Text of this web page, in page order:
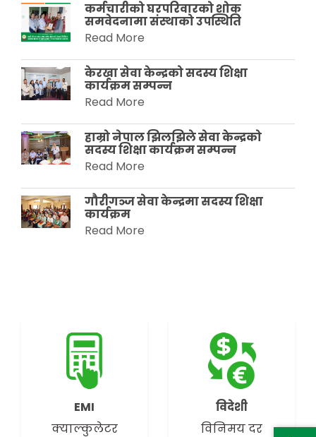
कर्मचारीको घरपरिवारको शोक
समवेदनामा संस्थाको उपस्थिति
Read More
केरखा सेवा केन्द्रको सदस्य शिक्षा
कार्यक्रम सम्पन्न
Read More
हाम्रो नेपाल झिलझिले सेवा केन्द्रको
सदस्य शिक्षा कार्यक्रम सम्पन्न
Read More
गौरीगञ्ज सेवा केन्द्रमा सदस्य शिक्षा
कार्यक्रम
Read More
EMI
क्याल्कुलेटर
विदेशी
विनिमय दर